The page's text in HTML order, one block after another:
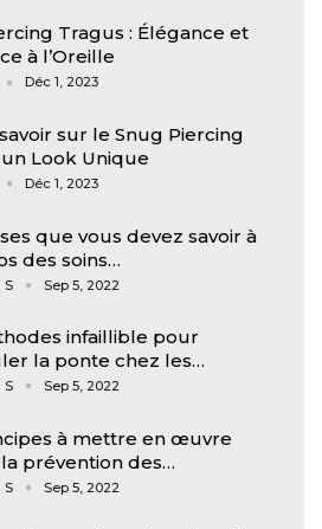
Tragus : Élégance et
à l’Oreille
Déc 1, 2023
sur le Snug Piercing
Look Unique
Déc 1, 2023
que vous devez savoir à
des soins…
S Sep 5, 2022
infaillible pour
la ponte chez les…
S Sep 5, 2022
à mettre en œuvre
prévention des…
S Sep 5, 2022